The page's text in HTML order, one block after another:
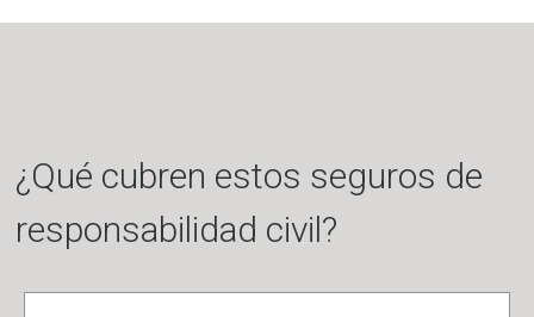
¿Qué cubren estos seguros de
responsabilidad civil?